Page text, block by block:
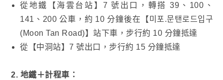
從地鐵【海雲台站】7 號出口，轉搭 39、100、
141、200 公車，約 10 分鐘後在【미포.문탠로드입구
(Moon Tan Road)】站下車，步行約 10 分鐘抵達
從【中洞站】7 號出口，步行約 15 分鐘抵達
2. 地鐵＋計程車：